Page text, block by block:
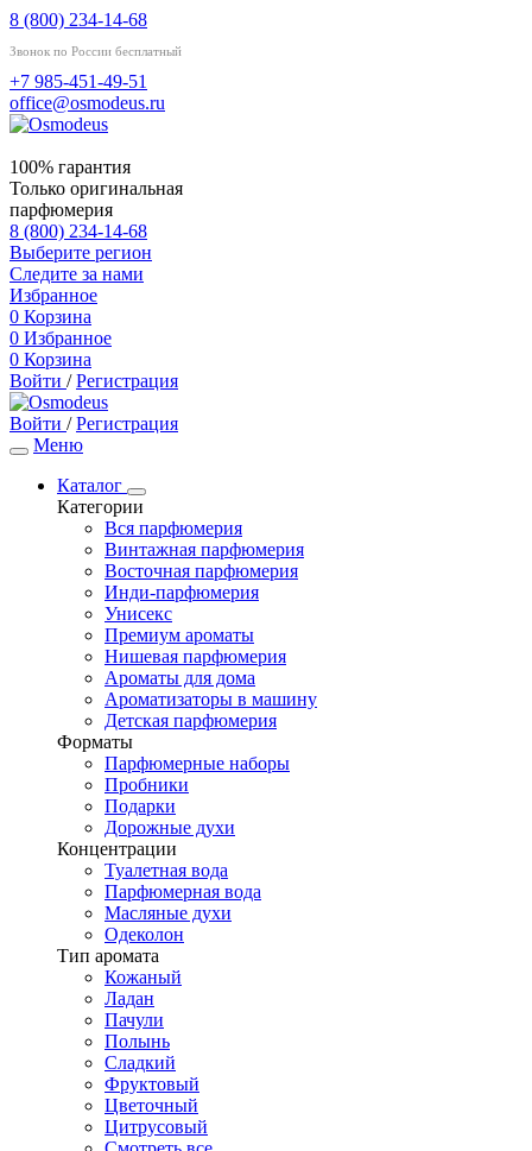
8 (800) 234-14-68
Звонок по России бесплатный
+7 985-451-49-51
office@osmodeus.ru
100% гарантия
Только оригинальная
парфюмерия
8 (800) 234-14-68
Выберите регион
Следите за нами
Избранное
0 Корзина
0 Избранное
0 Корзина
Войти / Регистрация
Войти / Регистрация
Меню
Каталог
Категории
Вся парфюмерия
Винтажная парфюмерия
Восточная парфюмерия
Инди-парфюмерия
Унисекс
Премиум ароматы
Нишевая парфюмерия
Ароматы для дома
Ароматизаторы в машину
Детская парфюмерия
Форматы
Парфюмерные наборы
Пробники
Подарки
Дорожные духи
Концентрации
Туалетная вода
Парфюмерная вода
Масляные духи
Одеколон
Тип аромата
Кожаный
Ладан
Пачули
Полынь
Сладкий
Фруктовый
Цветочный
Цитрусовый